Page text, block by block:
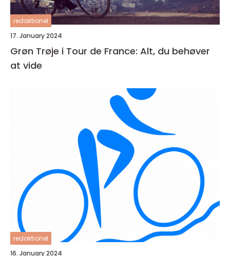
redaktionel
17. January 2024
Grøn Trøje i Tour de France: Alt, du behøver
at vide
redaktionel
16. January 2024